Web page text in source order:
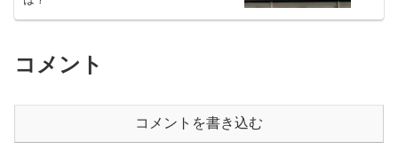
コメント
コメントを書き込む